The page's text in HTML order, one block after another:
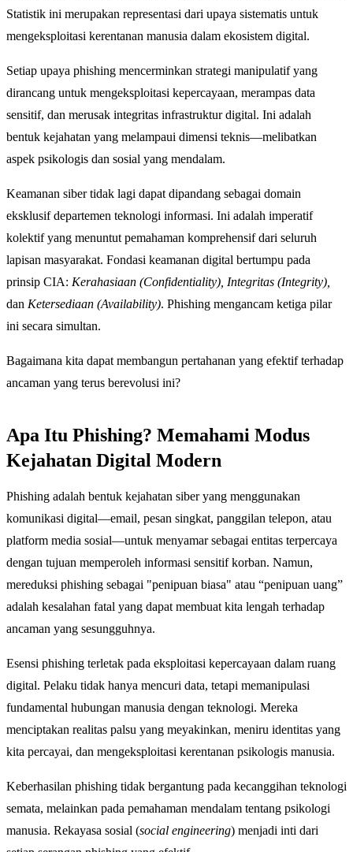
Statistik ini merupakan representasi dari upaya sistematis untuk
mengeksploitasi kerentanan manusia dalam ekosistem digital.
Setiap upaya phishing mencerminkan strategi manipulatif yang
dirancang untuk mengeksploitasi kepercayaan, merampas data
sensitif, dan merusak integritas infrastruktur digital. Ini adalah
bentuk kejahatan yang melampaui dimensi teknis—melibatkan
aspek psikologis dan sosial yang mendalam.
Keamanan siber tidak lagi dapat dipandang sebagai domain
eksklusif departemen teknologi informasi. Ini adalah imperatif
kolektif yang menuntut pemahaman komprehensif dari seluruh
lapisan masyarakat. Fondasi keamanan digital bertumpu pada
prinsip CIA: Kerahasiaan (Confidentiality), Integritas (Integrity),
dan Ketersediaan (Availability). Phishing mengancam ketiga pilar
ini secara simultan.
Bagaimana kita dapat membangun pertahanan yang efektif terhadap
ancaman yang terus berevolusi ini?
Apa Itu Phishing? Memahami Modus
Kejahatan Digital Modern
Phishing adalah bentuk kejahatan siber yang menggunakan
komunikasi digital—email, pesan singkat, panggilan telepon, atau
platform media sosial—untuk menyamar sebagai entitas terpercaya
dengan tujuan memperoleh informasi sensitif korban. Namun,
mereduksi phishing sebagai "penipuan biasa" atau “penipuan uang”
adalah kesalahan fatal yang dapat membuat kita lengah terhadap
ancaman yang sesungguhnya.
Esensi phishing terletak pada eksploitasi kepercayaan dalam ruang
digital. Pelaku tidak hanya mencuri data, tetapi memanipulasi
fundamental hubungan manusia dengan teknologi. Mereka
menciptakan realitas palsu yang meyakinkan, meniru identitas yang
kita percayai, dan mengeksploitasi kerentanan psikologis manusia.
Keberhasilan phishing tidak bergantung pada kecanggihan teknologi
semata, melainkan pada pemahaman mendalam tentang psikologi
manusia. Rekayasa sosial (social engineering) menjadi inti dari